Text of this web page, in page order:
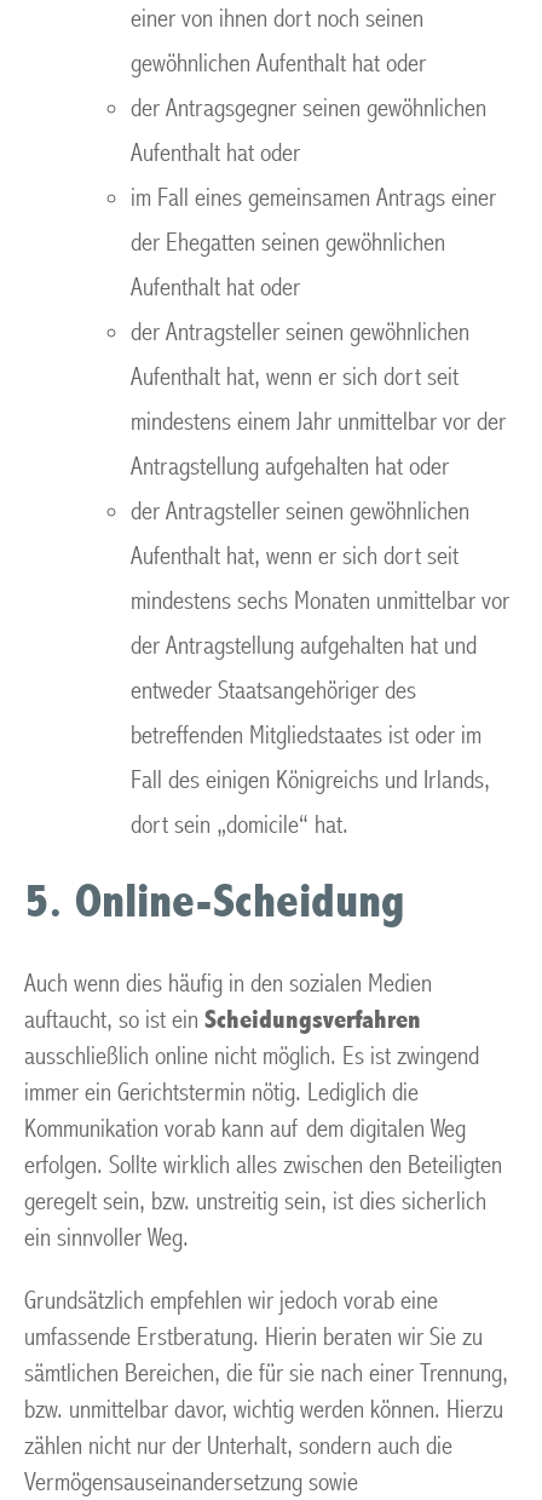
einer von ihnen dort noch seinen
gewöhnlichen Aufenthalt hat oder
der Antragsgegner seinen gewöhnlichen
Aufenthalt hat oder
im Fall eines gemeinsamen Antrags einer
der Ehegatten seinen gewöhnlichen
Aufenthalt hat oder
der Antragsteller seinen gewöhnlichen
Aufenthalt hat, wenn er sich dort seit
mindestens einem Jahr unmittelbar vor der
Antragstellung aufgehalten hat oder
der Antragsteller seinen gewöhnlichen
Aufenthalt hat, wenn er sich dort seit
mindestens sechs Monaten unmittelbar vor
der Antragstellung aufgehalten hat und
entweder Staatsangehöriger des
betreffenden Mitgliedstaates ist oder im
Fall des einigen Königreichs und Irlands,
dort sein „domicile“ hat.
5. Online-Scheidung
Auch wenn dies häufig in den sozialen Medien
auftaucht, so ist ein Scheidungsverfahren
ausschließlich online nicht möglich. Es ist zwingend
immer ein Gerichtstermin nötig. Lediglich die
Kommunikation vorab kann auf dem digitalen Weg
erfolgen. Sollte wirklich alles zwischen den Beteiligten
geregelt sein, bzw. unstreitig sein, ist dies sicherlich
ein sinnvoller Weg.
Grundsätzlich empfehlen wir jedoch vorab eine
umfassende Erstberatung. Hierin beraten wir Sie zu
sämtlichen Bereichen, die für sie nach einer Trennung,
bzw. unmittelbar davor, wichtig werden können. Hierzu
zählen nicht nur der Unterhalt, sondern auch die
Vermögensauseinandersetzung sowie